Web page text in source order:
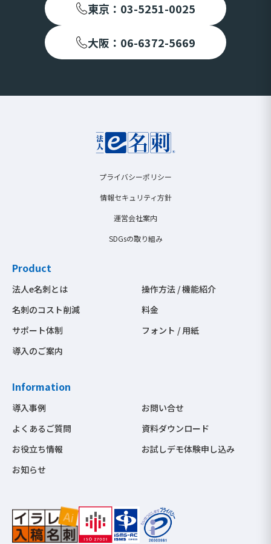
東京：03-5251-0025
大阪：06-6372-5669
プライバシーポリシー
情報セキュリティ方針
運営会社案内
SDGsの取り組み
Product
法人e名刺とは
名刺のコスト削減
サポート体制
導入のご案内
操作方法 / 機能紹介
料金
フォント / 用紙
Information
導入事例
よくあるご質問
お役立ち情報
お知らせ
お問い合せ
資料ダウンロード
お試しデモ体験申し込み